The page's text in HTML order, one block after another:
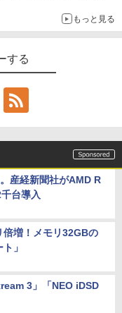
もっと見る
する
産経新聞社がAMD R
台導入
倍増！メモリ32GBの
」
3」「NEO iDSD